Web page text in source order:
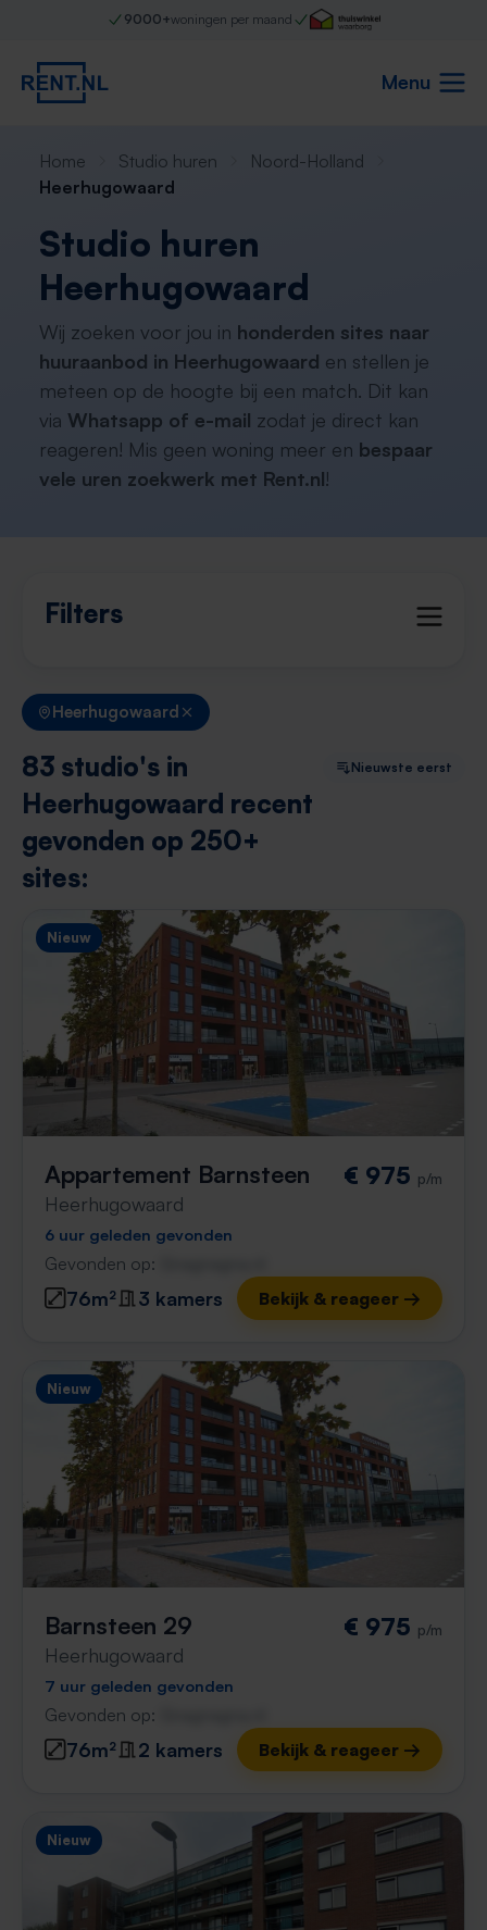
9000+woningen per maand
Menu
Home Studio huren
Noord-Holland
Heerhugowaard
Studio huren
Heerhugowaard
Wij zoeken voor jou in honderden sites naar
huuraanbod in Heerhugowaard en stellen je
meteen op de hoogte bij een match. Dit kan
via Whatsapp of e-mail zodat je direct kan
reageren! Mis geen woning meer en bespaar
vele uren zoekwerk met Rent.nl!
Filters
Heerhugowaard
83 studio's in
Heerhugowaard recent
gevonden op 250+
sites:
Nieuwste eerst
Nieuw
Appartement Barnsteen
Heerhugowaard
€ 975 p/m
6 uur geleden gevonden
Gevonden op:
76m² 3 kamers Bekijk & reageer →
Nieuw
Barnsteen 29
Heerhugowaard
€ 975 p/m
7 uur geleden gevonden
Gevonden op:
76m² 2 kamers Bekijk & reageer →
Nieuw